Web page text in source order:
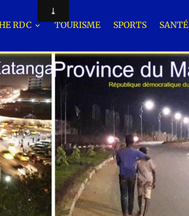
RDC TOURISME SPORTS SANTÉ